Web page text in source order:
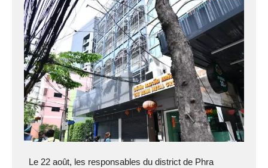
Le 22 août, les responsables du district de Phra